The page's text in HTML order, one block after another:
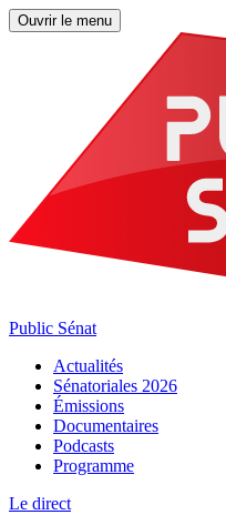
Ouvrir le menu
Public Sénat
Actualités
Sénatoriales 2026
Émissions
Documentaires
Podcasts
Programme
Le direct